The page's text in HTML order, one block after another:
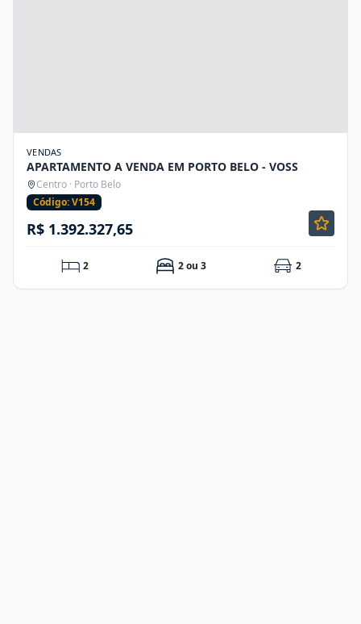
VENDAS
APARTAMENTO A VENDA EM PORTO BELO - VOSS
Centro · Porto Belo
Código: V154
R$ 1.392.327,65
2 2 ou 3 2